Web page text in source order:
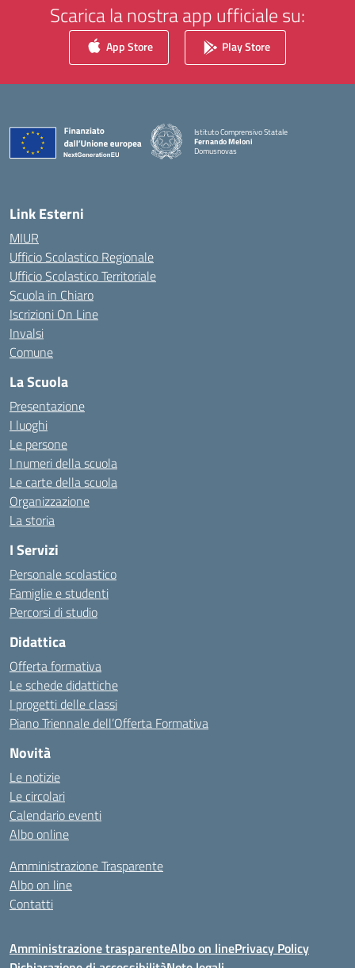
Scarica la nostra app ufficiale su:
App Store Play Store
Istituto Comprensivo Statale
Fernando Meloni
Domusnovas
Link Esterni
MIUR
Ufficio Scolastico Regionale
Ufficio Scolastico Territoriale
Scuola in Chiaro
Iscrizioni On Line
Invalsi
Comune
La Scuola
Presentazione
I luoghi
Le persone
I numeri della scuola
Le carte della scuola
Organizzazione
La storia
I Servizi
Personale scolastico
Famiglie e studenti
Percorsi di studio
Didattica
Offerta formativa
Le schede didattiche
I progetti delle classi
Piano Triennale dell’Offerta Formativa
Novità
Le notizie
Le circolari
Calendario eventi
Albo online
Amministrazione Trasparente
Albo on line
Contatti
Amministrazione trasparenteAlbo on linePrivacy Policy